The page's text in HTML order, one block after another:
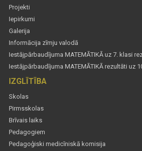
Projekti
Iepirkumi
Galerija
Informācija zīmju valodā
Iestājpārbaudījuma MATEMĀTIKĀ uz 7. klasi
Iestājpārbaudījuma MATEMĀTIKĀ rezultāti uz
IZGLĪTĪBA
Skolas
Pirmsskolas
Brīvais laiks
Pedagogiem
Pedagoģiski medicīniskā komisija